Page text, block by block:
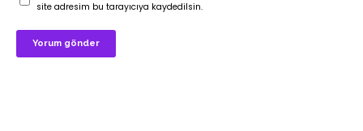
site adresim bu tarayıcıya kaydedilsin.